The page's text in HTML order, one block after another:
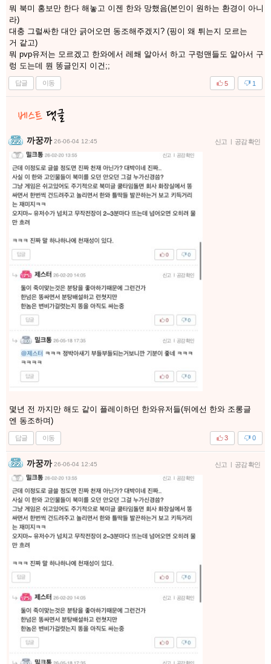
뭐 북미 홍보만 한다 해놓고 이젠 한와 망했음(본인이 원하는 환경이 아니
라)
대충 그럴싸한 대안 긁어오면 동조해주겠지? (핑이 왜 튀는지 모르는
거 같고)
뭐 pvp유저는 모르겠고 한와에서 레쐐 알아서 하고 구렁맨들도 알아서 구
렁 도는데 뭔 똥글인지 이건;;
답글 이동 1
5
까꿍까 26-06-04 12:45 신고 | 공감 확인
몇년 전 까지만 해도 같이 플레이하던 한와유저들(뒤에선 한와 조롱글
엔 동조하며)
답글 이동 0
3
까꿍까 26-06-04 12:45 신고 | 공감 확인